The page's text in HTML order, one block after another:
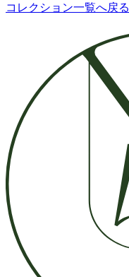
コレクション一覧へ戻る